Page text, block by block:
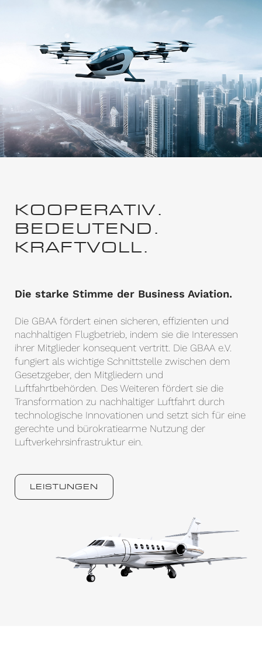
KOOPERATIV.
BEDEUTEND.
KRAFTVOLL.
Die starke Stimme der Business Aviation.
Die GBAA fördert einen sicheren, effizienten und
nachhaltigen Flugbetrieb, indem sie die Interessen
ihrer Mitglieder konsequent vertritt. Die GBAA e.V.
fungiert als wichtige Schnittstelle zwischen dem
Gesetzgeber, den Mitgliedern und
Luftfahrtbehörden. Des Weiteren fördert sie die
Transformation zu nachhaltiger Luftfahrt durch
technologische Innovationen und setzt sich für eine
gerechte und bürokratiearme Nutzung der
Luftverkehrsinfrastruktur ein.
LEISTUNGEN